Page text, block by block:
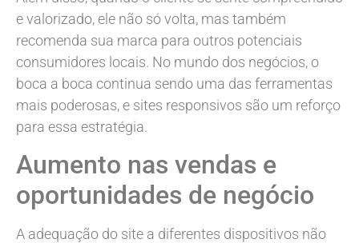
e valorizado, ele não só volta, mas também
recomenda sua marca para outros potenciais
consumidores locais. No mundo dos negócios, o
boca a boca continua sendo uma das ferramentas
mais poderosas, e sites responsivos são um reforço
para essa estratégia.
Aumento nas vendas e
oportunidades de negócio
A adequação do site a diferentes dispositivos não